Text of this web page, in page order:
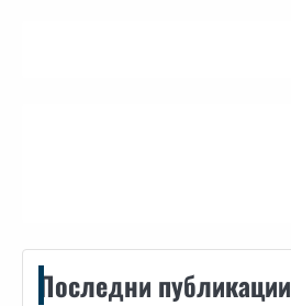
Последни публикации